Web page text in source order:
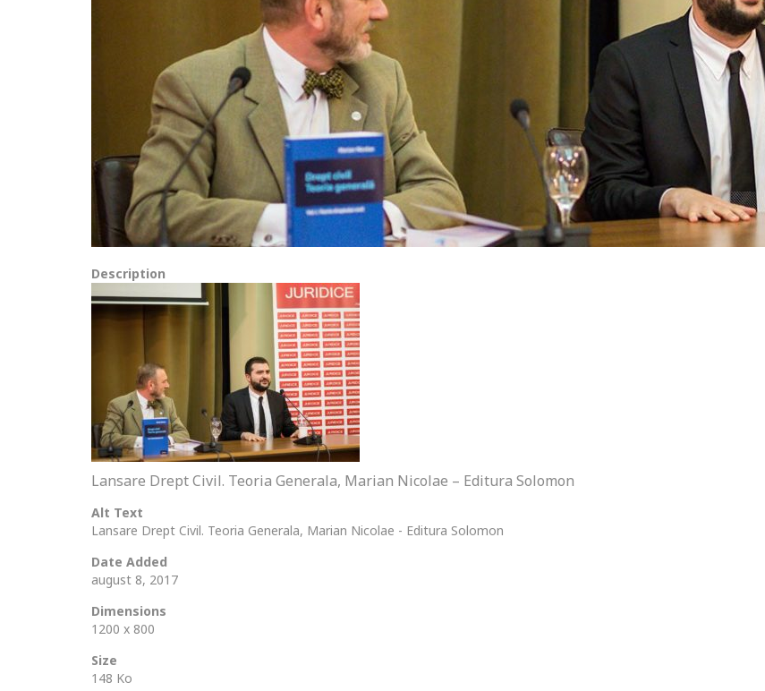
Description
Lansare Drept Civil. Teoria Generala, Marian Nicolae – Editura Solomon
Alt Text
Lansare Drept Civil. Teoria Generala, Marian Nicolae - Editura Solomon
Date Added
august 8, 2017
Dimensions
1200 x 800
Size
148 Ko